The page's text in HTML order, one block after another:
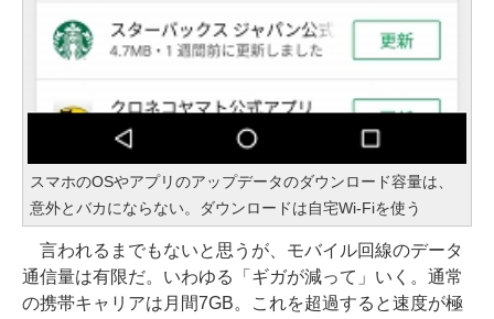
スマホのOSやアプリのアップデータのダウンロード容量は、
意外とバカにならない。ダウンロードは自宅Wi-Fiを使う
言われるまでもないと思うが、モバイル回線のデータ
通信量は有限だ。いわゆる「ギガが減って」いく。通常
の携帯キャリアは月間7GB。これを超過すると速度が極